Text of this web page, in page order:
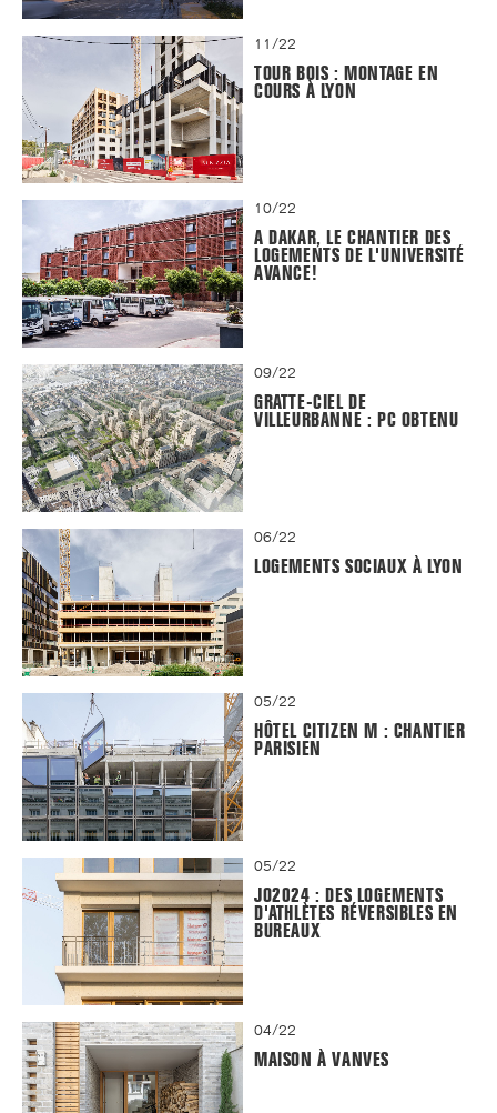
11/22
TOUR BOIS : MONTAGE EN
COURS À LYON
10/22
A DAKAR, LE CHANTIER DES
LOGEMENTS DE L'UNIVERSITÉ
AVANCE!
09/22
GRATTE-CIEL DE
VILLEURBANNE : PC OBTENU
06/22
LOGEMENTS SOCIAUX À LYON
05/22
HÔTEL CITIZEN M : CHANTIER
PARISIEN
05/22
JO2024 : DES LOGEMENTS
D'ATHLÈTES RÉVERSIBLES EN
BUREAUX
04/22
MAISON À VANVES